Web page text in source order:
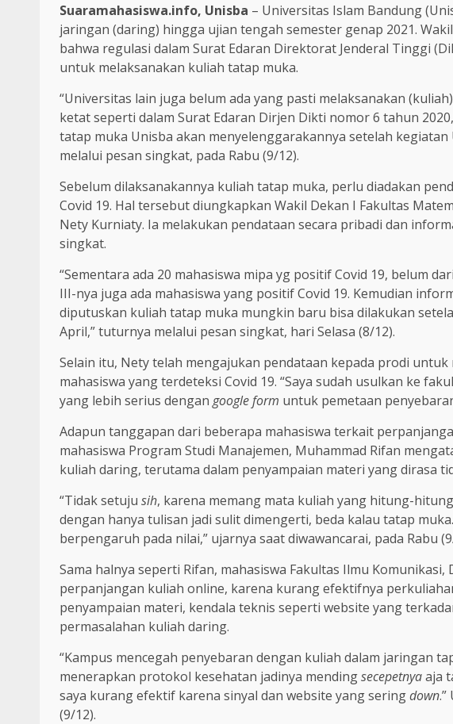
Suaramahasiswa.info, Unisba – Universitas Islam Bandung
jaringan (daring) hingga ujian tengah semester genap 2021.
bahwa regulasi dalam Surat Edaran Direktorat Jenderal Tinggi
untuk melaksanakan kuliah tatap muka.
“Universitas lain juga belum ada yang pasti melaksanakan
ketat seperti dalam Surat Edaran Dirjen Dikti nomor 6 tahun
tatap muka Unisba akan menyelenggarakannya setelah
melalui pesan singkat, pada Rabu (9/12).
Sebelum dilaksanakannya kuliah tatap muka, perlu diadakan
Covid 19. Hal tersebut diungkapkan Wakil Dekan I Fakultas
Nety Kurniaty. Ia melakukan pendataan secara pribadi dan
singkat.
“Sementara ada 20 mahasiswa mipa yg positif Covid 19, belum
III-nya juga ada mahasiswa yang positif Covid 19. Kemudian
diputuskan kuliah tatap muka mungkin baru bisa dilakukan
April,” tuturnya melalui pesan singkat, hari Selasa (8/12).
Selain itu, Nety telah mengajukan pendataan kepada prodi
mahasiswa yang terdeteksi Covid 19. “Saya sudah usulkan ke
yang lebih serius dengan google form untuk pemetaan
Adapun tanggapan dari beberapa mahasiswa terkait
mahasiswa Program Studi Manajemen, Muhammad Rifan
kuliah daring, terutama dalam penyampaian materi yang dirasa
“Tidak setuju sih, karena memang mata kuliah yang hitung-
dengan hanya tulisan jadi sulit dimengerti, beda kalau tatap
berpengaruh pada nilai,” ujarnya saat diwawancarai, pada Rabu
Sama halnya seperti Rifan, mahasiswa Fakultas Ilmu
perpanjangan kuliah online, karena kurang efektifnya
penyampaian materi, kendala teknis seperti website yang
permasalahan kuliah daring.
“Kampus mencegah penyebaran dengan kuliah dalam jaringan
menerapkan protokol kesehatan jadinya mendingsecepetnyaaja
saya kurang efektif karena sinyal dan website yang seringdown
(9/12).